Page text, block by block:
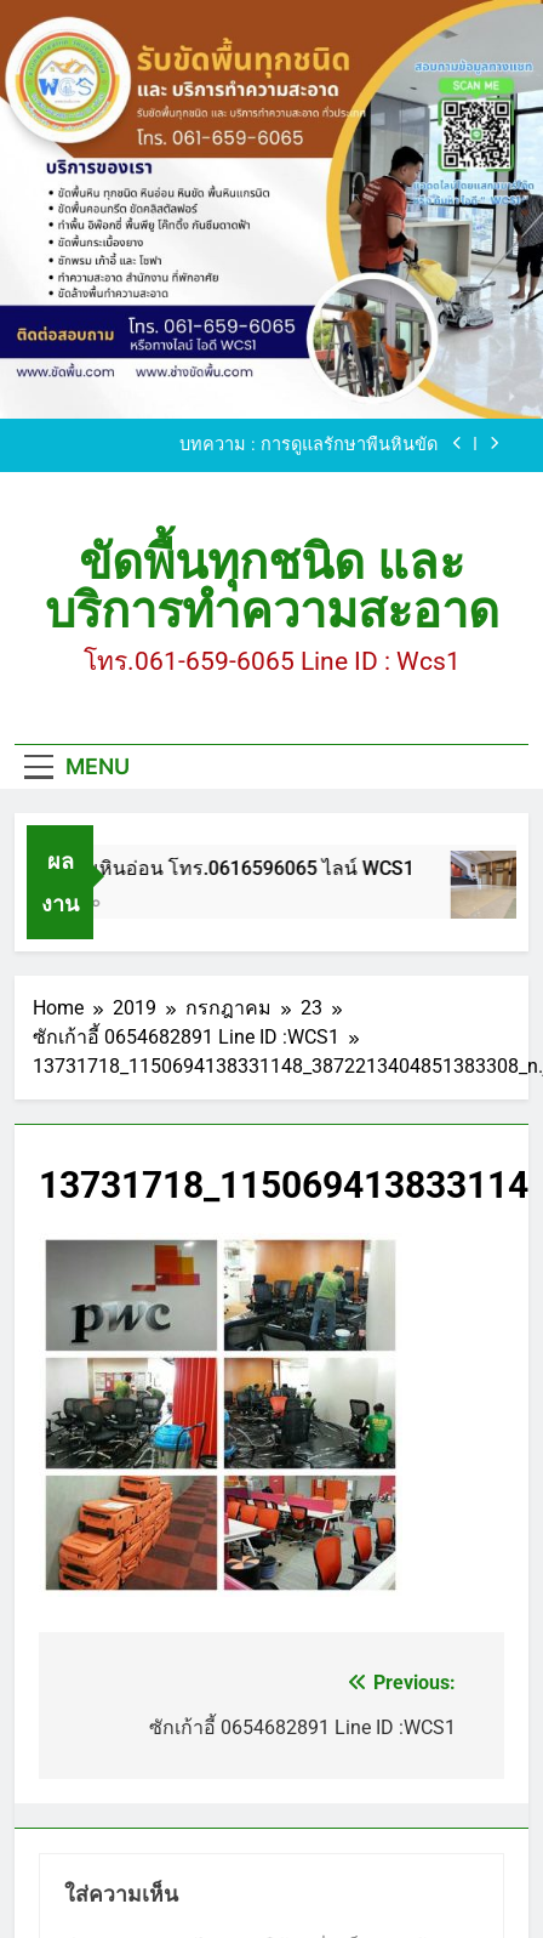
to
content
ขัดพื้นหินขัด อบต.แหลมบัวนครปฐม
ขัดพื้นหินอ่อน โทร.0616596065 ไลน์ WCS1
บทความ : การดูแลรักษาพื้นหินขัด
ขัดพื้นหินขัด อบต.แหลมบัวนครปฐม
ขัดพื้นหินอ่อน โทร.0616596065 ไลน์ WCS1
บทความ : การดูแลรักษาพื้นหินขัด
ขัดพื้นทุกชนิด และ
บริการทำความสะอาด
โทร.061-659-6065 Line ID : Wcs1
MENU
ผล
งาน
ขัดพื้นหินอ่อน โทร.0616596065 ไลน์ WCS1
1 ปี Ago
Home 2019 กรกฎาคม
23
ซักเก้าอี้ 0654682891 Line ID :WCS1
Previous:
ซักเก้าอี้ 0654682891 Line ID :WCS1
ใส่ความเห็น